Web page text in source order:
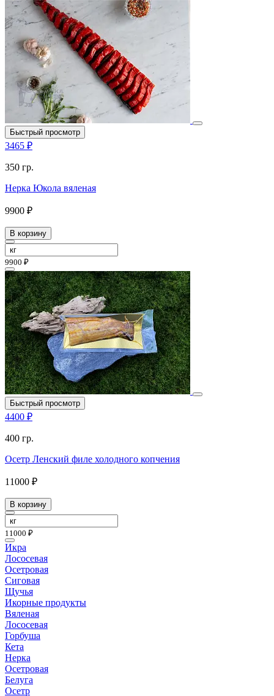
Быстрый просмотр
3465 ₽
350 гр.
Нерка Юкола вяленая
9900 ₽
В корзину
9900 ₽
Быстрый просмотр
4400 ₽
400 гр.
Осетр Ленский филе холодного копчения
11000 ₽
В корзину
11000 ₽
Икра
Лососевая
Осетровая
Сиговая
Щучья
Икорные продукты
Вяленая
Лососевая
Горбуша
Кета
Нерка
Осетровая
Белуга
Осетр